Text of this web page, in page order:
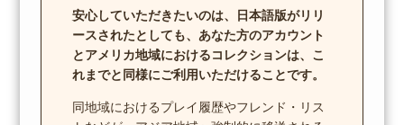
安心していただきたいのは、日本語版がリリ
ースされたとしても、あなた方のアカウント
とアメリカ地域におけるコレクションは、こ
れまでと同様にご利用いただけることです。
同地域におけるプレイ履歴やフレンド・リス